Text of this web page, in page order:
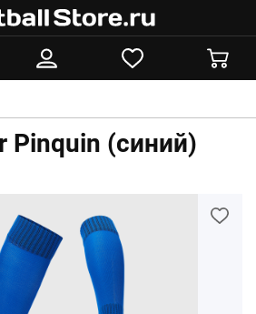
Pinquin (синий)